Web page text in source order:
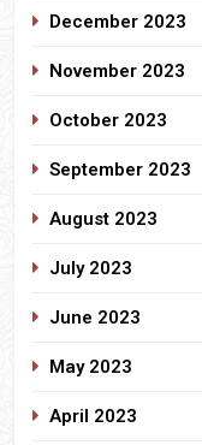
December 2023
November 2023
October 2023
September 2023
August 2023
July 2023
June 2023
May 2023
April 2023